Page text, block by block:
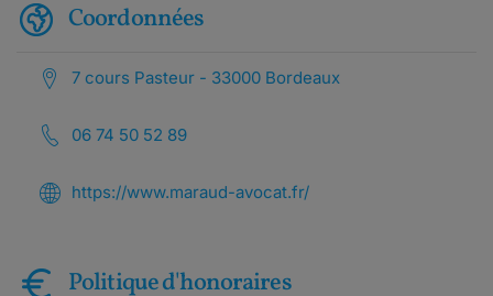
Coordonnées
7 cours Pasteur - 33000 Bordeaux
06 74 50 52 89
https://www.maraud-avocat.fr/
Politique d'honoraires